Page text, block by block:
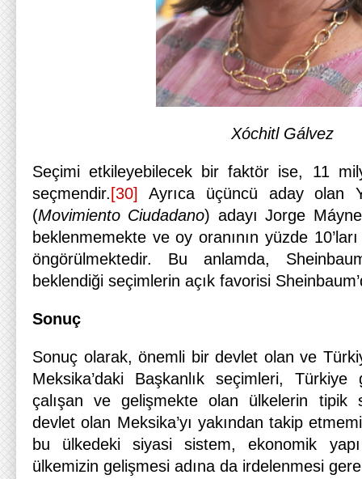
Xóchitl Gálvez
Seçimi etkileyebilecek bir faktör ise, 11
seçmendir. [30]
Ayrıca üçüncü aday olan
(Movimiento Ciudadano) adayı Jorge
beklenmemekte ve oy oranının yüzde
öngörülmektedir. Bu anlamda,
beklendiği seçimlerin açık favorisi
Sonuç
Sonuç olarak, önemli bir devlet olan ve
Meksika’daki Başkanlık seçimleri, Türkiye
çalışan ve gelişmekte olan ülkelerin tipik
devlet olan Meksika’yı yakından takip
bu ülkedeki siyasi sistem, ekonomik
ülkemizin gelişmesi adına da irdelenmesi